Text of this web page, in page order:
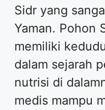
Sidr yang
Yaman. Pohon
memiliki
dalam sejarah
nutrisi di
medis mampu